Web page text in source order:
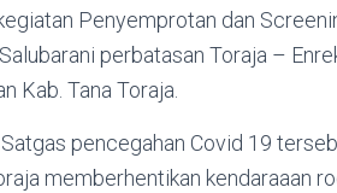
Penyemprotan dan
perbatasan Toraja –
Kab. Tana Toraja.
pencegahan Covid 19
memberhentikan kendaraaan